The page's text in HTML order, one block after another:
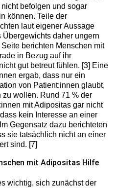
befolgen und sogar
können. Teile der
laut eigener Aussage
daher ungern
berichten Menschen mit
in Bezug auf ihr
gut betreut fühlen. [3] Eine
ergab, dass nur ein
von Patient:innen glaubt,
wollen. Rund 71 % der
mit Adipositas gar nicht
kein Interesse an einer
Gegensatz dazu berichteten
sie tatsächlich nicht an einer
sind. [7]
mit Adipositas Hilfe
wichtig, sich zunächst der